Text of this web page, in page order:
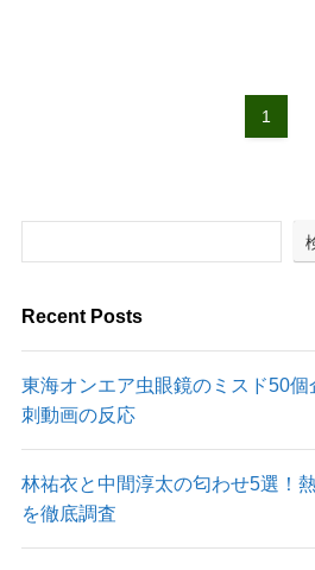
1
Recent Posts
東海オンエア虫眼鏡のミスド50
刺動画の反応
林祐衣と中間淳太の匂わせ5選！
を徹底調査